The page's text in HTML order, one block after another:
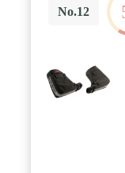
No.12